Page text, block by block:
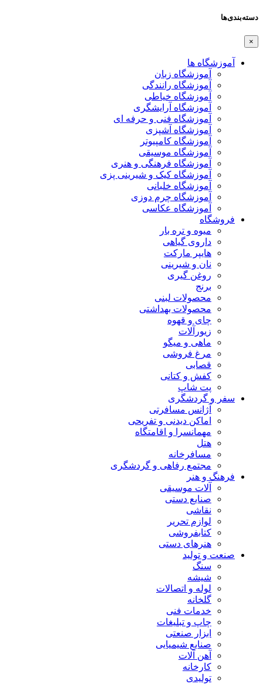
دسته‌بندی‌ها
×
آموزشگاه ها
آموزشگاه زبان
آموزشگاه رانندگی
آموزشگاه خیاطی
آموزشگاه آرایشگری
آموزشگاه فنی و حرفه ای
آموزشگاه آشپزی
آموزشگاه کامپیوتر
آموزشگاه موسیقی
آموزشگاه فرهنگی و هنری
آموزشگاه کیک و شیرینی پزی
آموزشگاه خلبانی
آموزشگاه چرم دوزی
آموزشگاه عکاسی
فروشگاه
میوه و تره بار
داروی گیاهی
هایپر مارکت
نان و شیرینی
روغن گیری
برنج
محصولات لبنی
محصولات بهداشتی
چای و قهوه
زیورآلات
ماهی و میگو
مرغ فروشی
قصابی
کفش و کتانی
پت شاپ
سفر و گردشگری
آژانس مسافرتی
اماکن دیدنی و تفریحی
مهمانسرا و اقامتگاه
هتل
مسافرخانه
مجتمع رفاهی و گردشگری
فرهنگ و هنر
آلات موسیقی
صنایع دستی
نقاشی
لوازم تحریر
کتابفروشی
هنرهای دستی
صنعت و تولید
سنگ
شیشه
لوله و اتصالات
گلخانه
خدمات فنی
چاپ و تبلیغات
ابزار صنعتی
صنایع شیمیایی
آهن آلات
کارخانه
تولیدی